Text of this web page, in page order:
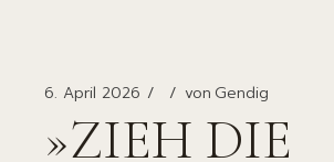
6. April 2026 von Gendig
»ZIEH DIE